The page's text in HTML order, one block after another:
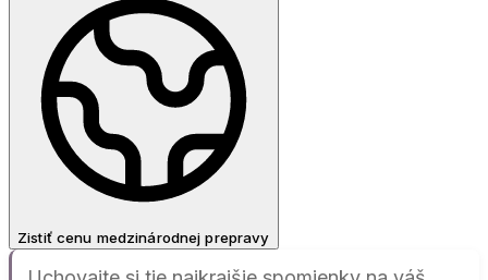
Zistiť cenu medzinárodnej prepravy